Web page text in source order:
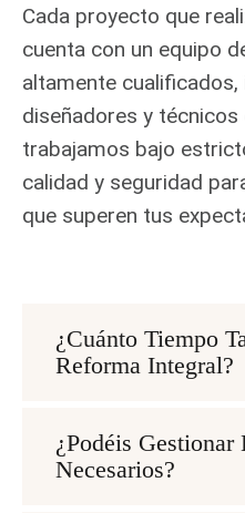
Cada proyecto que
cuenta con un equipo
altamente
diseñadores y
trabajamos bajo
calidad y seguridad
que superen tus
¿Cuánto Tiempo
Reforma Integral?
¿Podéis Gestionar
Necesarios?